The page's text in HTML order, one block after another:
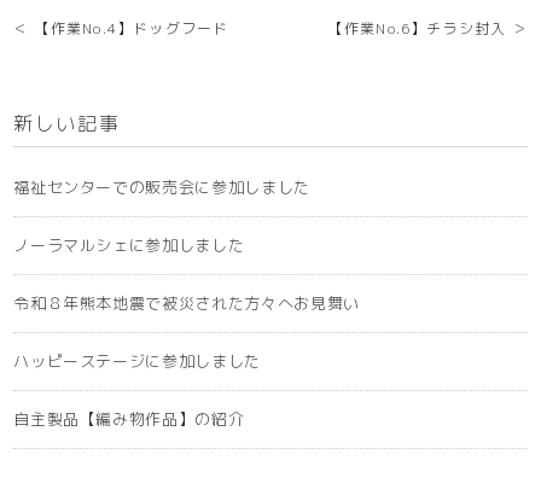
＜ 【作業No.4】ドッグフード 【作業No.6】チラシ封入 ＞
新しい記事
福祉センターでの販売会に参加しました
ノーラマルシェに参加しました
令和８年熊本地震で被災された方々へお見舞い
ハッピーステージに参加しました
自主製品【編み物作品】の紹介